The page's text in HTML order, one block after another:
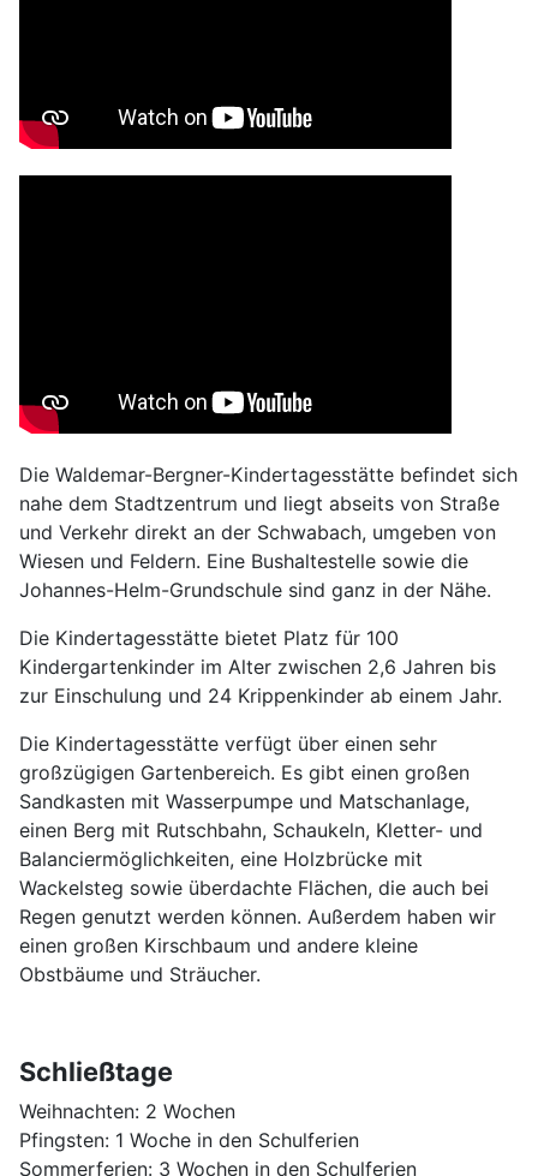
Die Waldemar-Bergner-Kindertagesstätte befindet sich
nahe dem Stadtzentrum und liegt abseits von Straße
und Verkehr direkt an der Schwabach, umgeben von
Wiesen und Feldern. Eine Bushaltestelle sowie die
Johannes-Helm-Grundschule sind ganz in der Nähe.
Die Kindertagesstätte bietet Platz für 100
Kindergartenkinder im Alter zwischen 2,6 Jahren bis
zur Einschulung und 24 Krippenkinder ab einem Jahr.
Die Kindertagesstätte verfügt über einen sehr
großzügigen Gartenbereich. Es gibt einen großen
Sandkasten mit Wasserpumpe und Matschanlage,
einen Berg mit Rutschbahn, Schaukeln, Kletter- und
Balanciermöglichkeiten, eine Holzbrücke mit
Wackelsteg sowie überdachte Flächen, die auch bei
Regen genutzt werden können. Außerdem haben wir
einen großen Kirschbaum und andere kleine
Obstbäume und Sträucher.
Schließtage
Weihnachten: 2 Wochen
Pfingsten: 1 Woche in den Schulferien
Sommerferien: 3 Wochen in den Schulferien